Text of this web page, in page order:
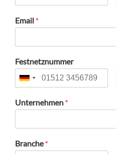
Email *
Festnetznummer
Unternehmen *
Branche*